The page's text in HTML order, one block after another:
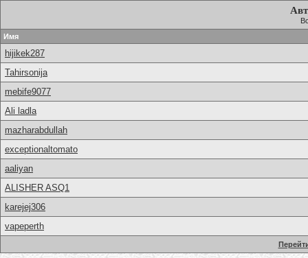
Имя
hijikek287
Tahirsonija
mebife9077
Ali ladla
mazharabdullah
exceptionaltomato
aaliyan
ALISHER ASQ1
karejej306
vapeperth